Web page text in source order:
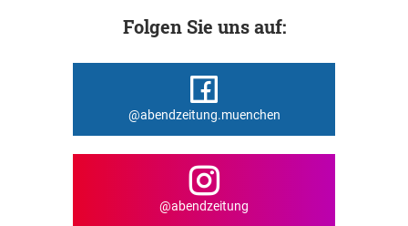
Folgen Sie uns auf:
@abendzeitung.muenchen
@abendzeitung